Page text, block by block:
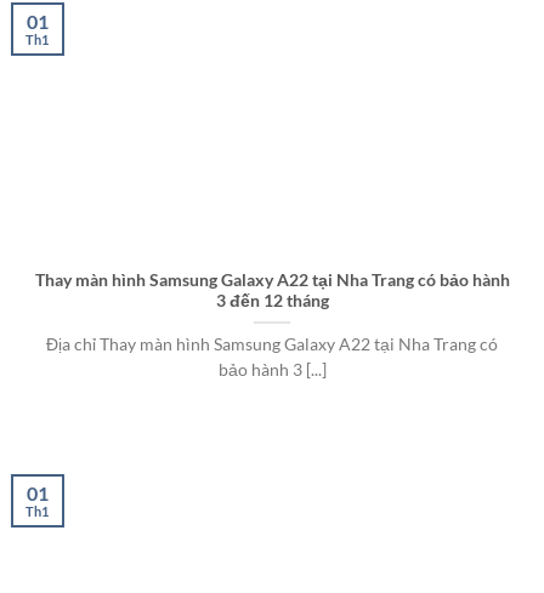
Thay màn hình Samsung Galaxy A22 tại Nha Trang có bảo hành
3 đến 12 tháng
Địa chỉ Thay màn hình Samsung Galaxy A22 tại Nha Trang có
bảo hành 3 [...]
01
Th1
01
Th1